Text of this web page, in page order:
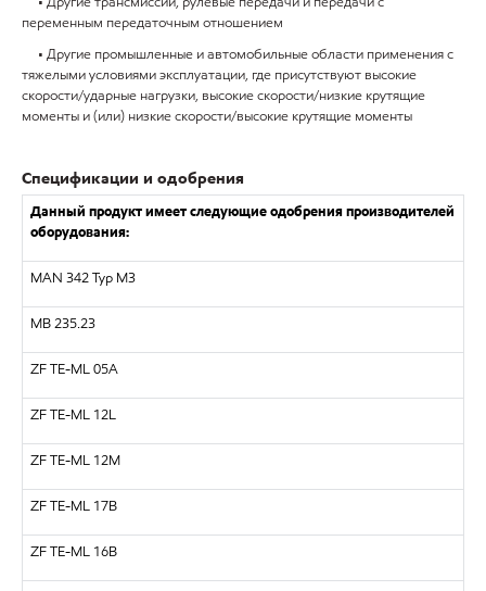
переменным передаточным отношением
• Другие промышленные и автомобильные области применения с
тяжелыми условиями эксплуатации, где присутствуют высокие
скорости/ударные нагрузки, высокие скорости/низкие крутящие
моменты и (или) низкие скорости/высокие крутящие моменты
Спецификации и одобрения
Данный продукт имеет следующие одобрения производителей
оборудования:
MAN 342 Typ M3
MB 235.23
ZF TE-ML 05A
ZF TE-ML 12L
ZF TE-ML 12M
ZF TE-ML 17B
ZF TE-ML 16B